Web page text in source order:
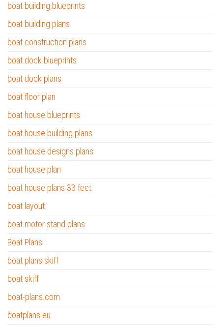
boat building blueprints
boat building plans
boat construction plans
boat dock blueprints
boat dock plans
boat floor plan
boat house blueprints
boat house building plans
boat house designs plans
boat house plan
boat house plans 33 feet
boat layout
boat motor stand plans
Boat Plans
boat plans skiff
boat skiff
boat-plans.com
boatplans.eu